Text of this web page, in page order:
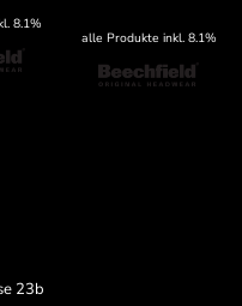
8.1%
alle Produkte inkl. 8.1%
23b